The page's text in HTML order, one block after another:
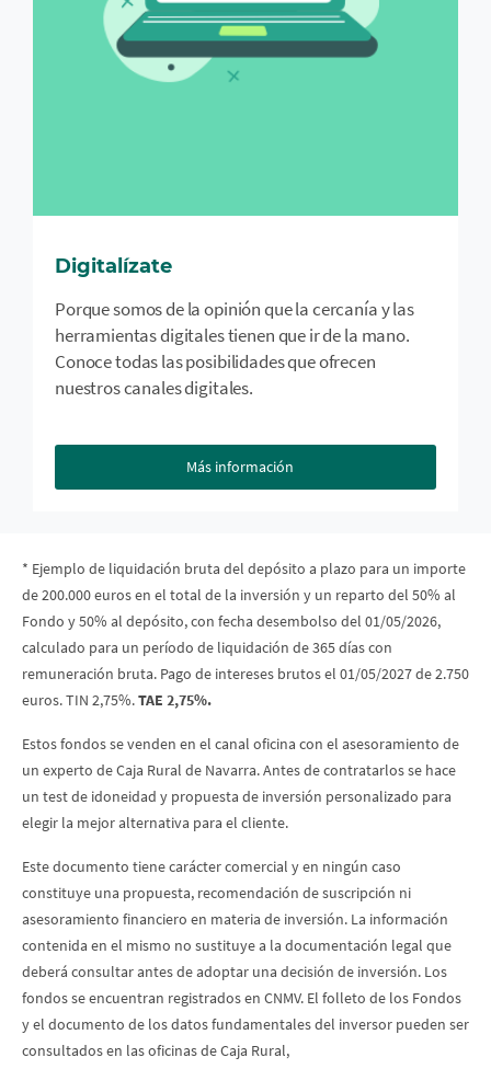
Digitalízate
Porque somos de la opinión que la cercanía y las
herramientas digitales tienen que ir de la mano.
Conoce todas las posibilidades que ofrecen
nuestros canales digitales.
Más información
* Ejemplo de liquidación bruta del depósito a plazo para un importe
de 200.000 euros en el total de la inversión y un reparto del 50% al
Fondo y 50% al depósito, con fecha desembolso del 01/05/2026,
calculado para un período de liquidación de 365 días con
remuneración bruta. Pago de intereses brutos el 01/05/2027 de 2.750
euros. TIN 2,75%.TAE 2,75%.
Estos fondos se venden en el canal oficina con el asesoramiento de
un experto de Caja Rural de Navarra. Antes de contratarlos se hace
un test de idoneidad y propuesta de inversión personalizado para
elegir la mejor alternativa para el cliente.
Este documento tiene carácter comercial y en ningún caso
constituye una propuesta, recomendación de suscripción ni
asesoramiento financiero en materia de inversión. La información
contenida en el mismo no sustituye a la documentación legal que
deberá consultar antes de adoptar una decisión de inversión. Los
fondos se encuentran registrados en CNMV. El folleto de los Fondos
y el documento de los datos fundamentales del inversor pueden ser
consultados en las oficinas de Caja Rural,